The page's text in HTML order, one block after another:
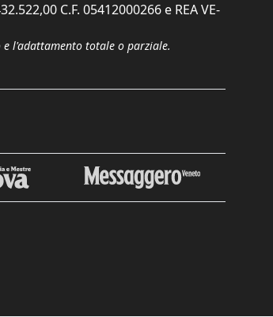
C.F. 05412000266 e REA VE-
l'adattamento totale o parziale.